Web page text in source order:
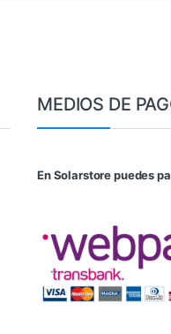
MEDIOS DE
En Solarstore puedes